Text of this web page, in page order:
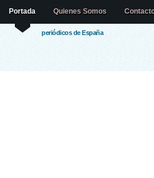
periódicos de España
Portada Quienes Somos